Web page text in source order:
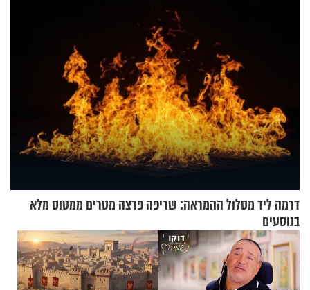
דרמה ליד מסלול ההמראה: שריפה פרצה מטרים ממטוס מלא
בנוסעים